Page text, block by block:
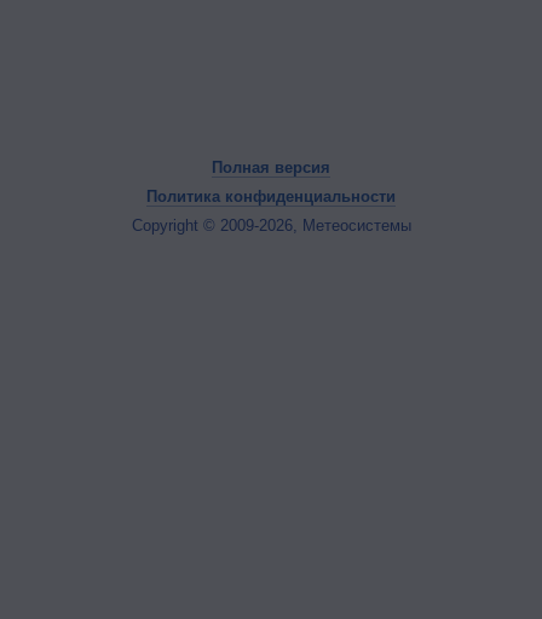
Полная версия
Политика конфиденциальности
Copyright © 2009-2026, Метеосистемы